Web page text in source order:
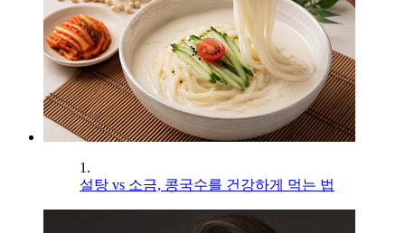
1.
설탕 vs 소금, 콩국수를 건강하게 먹는 법